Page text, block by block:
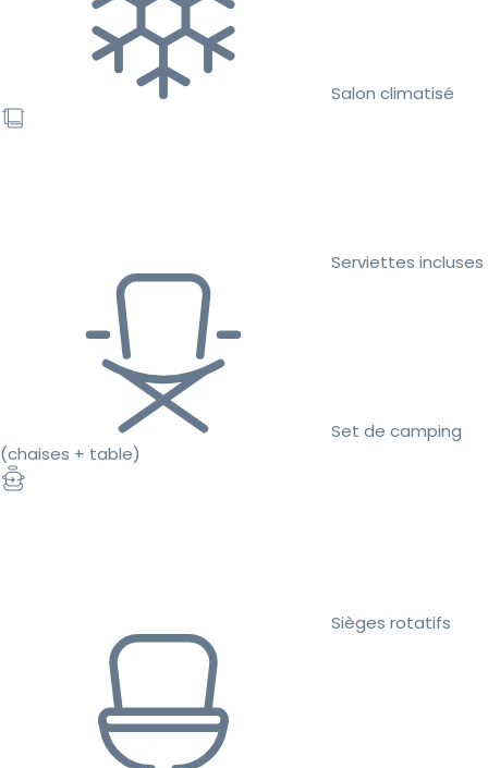
Salon climatisé
Serviettes incluses
Set de camping
(chaises + table)
Sièges rotatifs